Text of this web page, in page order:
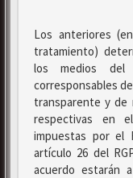
Los anteriores
tratamiento)
los medios del
corresponsables
transparente y de
respectivas en
impuestas por el
artículo 26 del
acuerdo estarán